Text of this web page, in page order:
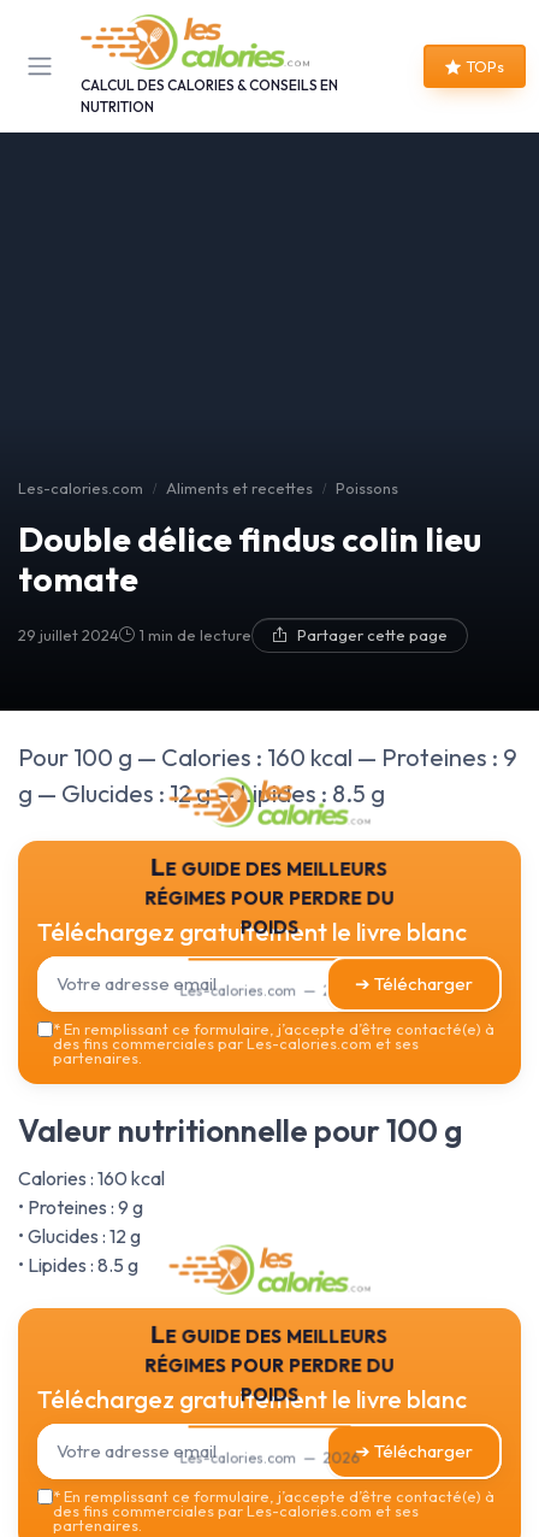
CALCUL DES CALORIES & CONSEILS EN
NUTRITION
TOPs
Les-calories.com Aliments et recettes Poissons
Double délice findus colin lieu
tomate
29 juillet 2024 1 min de lecture Partager cette page
Pour 100 g — Calories : 160 kcal — Proteines : 9
g — Glucides : 12 g — Lipides : 8.5 g
Le guide des meilleurs
régimes pour perdre du
poids
Les-calories.com — 2026
Téléchargez gratuitement le livre blanc
➔ Télécharger
*En remplissant ce formulaire, j’accepte d’être contacté(e) à
des fins commerciales par Les-calories.com et ses
partenaires.
Valeur nutritionnelle pour 100 g
Calories : 160 kcal
• Proteines : 9 g
• Glucides : 12 g
• Lipides : 8.5 g
Le guide des meilleurs
régimes pour perdre du
poids
Les-calories.com — 2026
Téléchargez gratuitement le livre blanc
➔ Télécharger
*En remplissant ce formulaire, j’accepte d’être contacté(e) à
des fins commerciales par Les-calories.com et ses
partenaires.
Panneau de gestion des cookies